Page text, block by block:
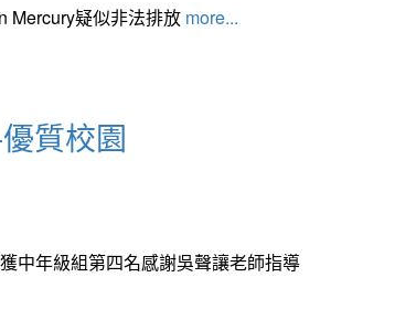
Mercury疑似非法排放 more...
質校園
中年級組第四名感謝吳聲讓老師指導